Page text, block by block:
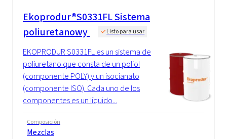
Ekoprodur®S0331FL Sistema
poliuretanowy
Listo para usar
EKOPRODUR S0331FL es un sistema de
poliuretano que consta de un poliol
(componente POLY) y un isocianato
(componente ISO). Cada uno de los
componentes es un líquido...
Composición
Mezclas